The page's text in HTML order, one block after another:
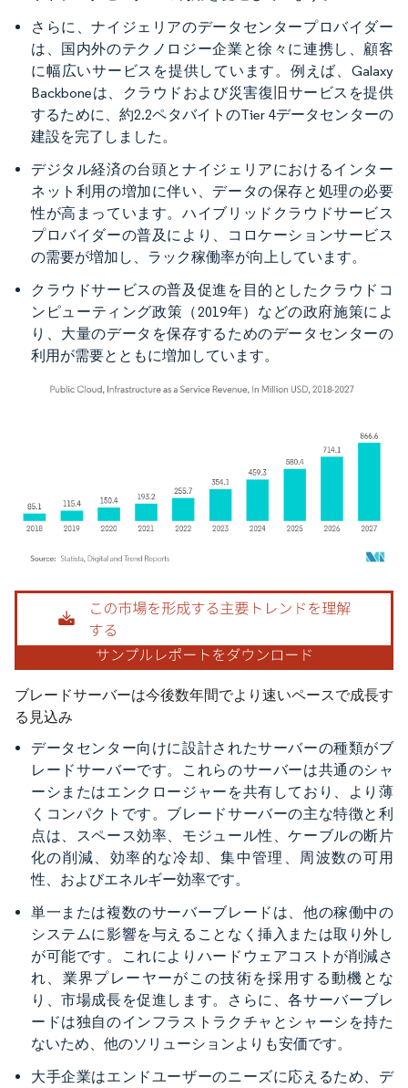
さらに、ナイジェリアのデータセンタープロバイダー
は、国内外のテクノロジー企業と徐々に連携し、顧客
に幅広いサービスを提供しています。例えば、Galaxy
Backboneは、クラウドおよび災害復旧サービスを提供
するために、約2.2ペタバイトのTier 4データセンターの
建設を完了しました。
デジタル経済の台頭とナイジェリアにおけるインター
ネット利用の増加に伴い、データの保存と処理の必要
性が高まっています。ハイブリッドクラウドサービス
プロバイダーの普及により、コロケーションサービス
の需要が増加し、ラック稼働率が向上しています。
クラウドサービスの普及促進を目的としたクラウドコ
ンピューティング政策（2019年）などの政府施策によ
り、大量のデータを保存するためのデータセンターの
利用が需要とともに増加しています。
画像 © Mordor Intelligence。再利用にはCC BY 4.0の表示が必要です。
ブレードサーバーは今後数年間でより速いペースで成長す
る見込み
データセンター向けに設計されたサーバーの種類がブ
レードサーバーです。これらのサーバーは共通のシャ
ーシまたはエンクロージャーを共有しており、より薄
くコンパクトです。ブレードサーバーの主な特徴と利
点は、スペース効率、モジュール性、ケーブルの断片
化の削減、効率的な冷却、集中管理、周波数の可用
性、およびエネルギー効率です。
単一または複数のサーバーブレードは、他の稼働中の
システムに影響を与えることなく挿入または取り外し
が可能です。これによりハードウェアコストが削減さ
れ、業界プレーヤーがこの技術を採用する動機とな
り、市場成長を促進します。さらに、各サーバーブレ
ードは独自のインフラストラクチャとシャーシを持た
ないため、他のソリューションよりも安価です。
大手企業はエンドユーザーのニーズに応えるため、デ